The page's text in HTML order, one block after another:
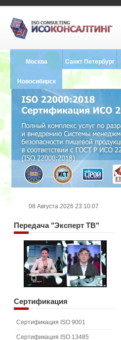
Москва Санкт Петербург
8 (812) 748-2493
Новосибирск
8 (383) 227-8449
08 Августа 2026 23:10:07
Передача"Эксперт ТВ"
Сертификация
Сертификация ISO 9001
Сертификация ISO 13485